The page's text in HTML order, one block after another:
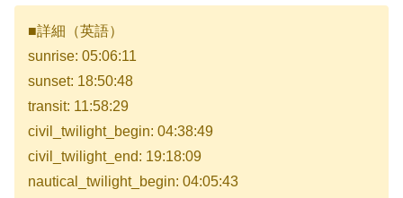
■詳細（英語）
sunrise: 05:06:11
sunset: 18:50:48
transit: 11:58:29
civil_twilight_begin: 04:38:49
civil_twilight_end: 19:18:09
nautical_twilight_begin: 04:05:43